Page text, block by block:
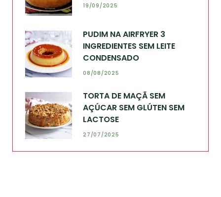
19/09/2025
PUDIM NA AIRFRYER 3
INGREDIENTES SEM LEITE
CONDENSADO
08/08/2025
TORTA DE MAÇÃ SEM
AÇÚCAR SEM GLÚTEN SEM
LACTOSE
27/07/2025